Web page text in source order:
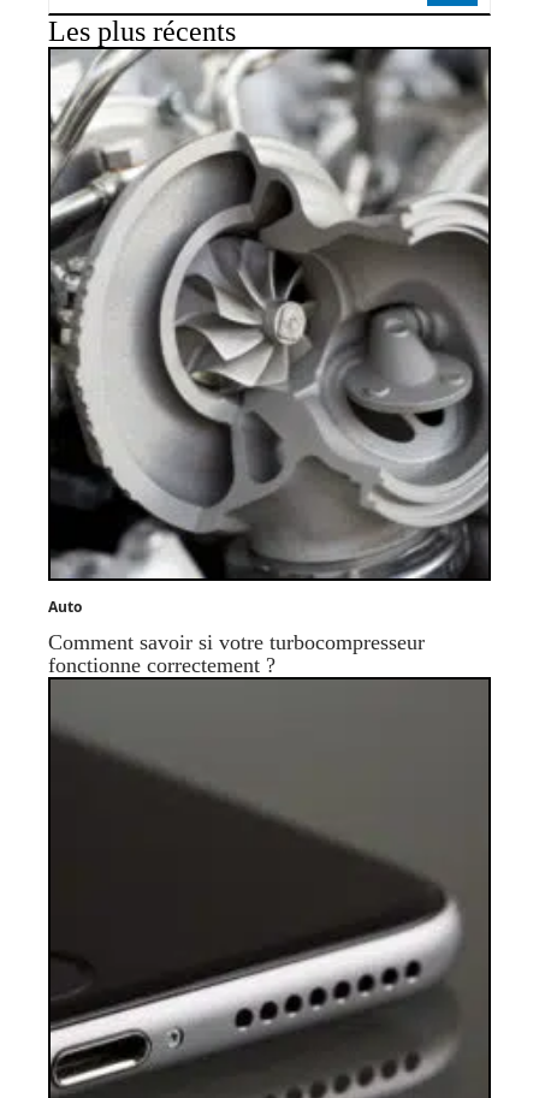
Les plus récents
Auto
Comment savoir si votre turbocompresseur
fonctionne correctement ?